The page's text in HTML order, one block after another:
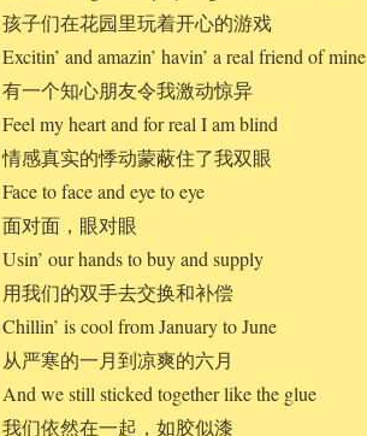
孩子们在花园里玩着开心的游戏
Excitin’ and amazin’ havin’ a real friend of mine
有一个知心朋友令我激动惊异
Feel my heart and for real I am blind
情感真实的悸动蒙蔽住了我双眼
Face to face and eye to eye
面对面，眼对眼
Usin’ our hands to buy and supply
用我们的双手去交换和补偿
Chillin’ is cool from January to June
从严寒的一月到凉爽的六月
And we still sticked together like the glue
我们依然在一起，如胶似漆